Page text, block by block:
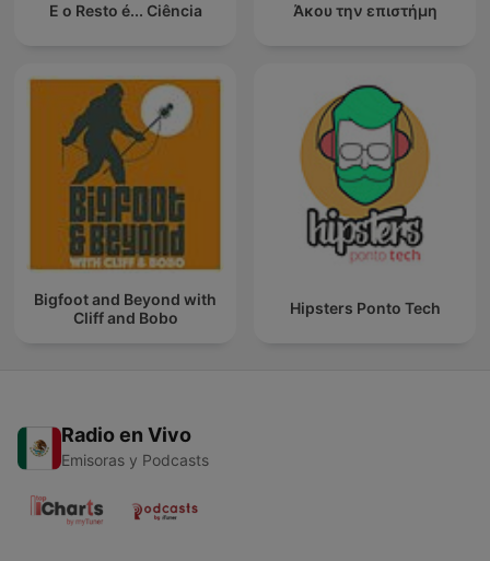
E o Resto é... Ciência Άκου την επιστήμη
Bigfoot and Beyond with
Cliff and Bobo
Hipsters Ponto Tech
Radio en Vivo
Emisoras y Podcasts